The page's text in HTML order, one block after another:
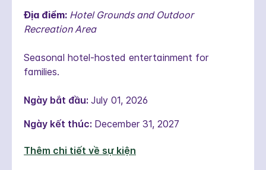
Địa điểm: Hotel Grounds and Outdoor
Recreation Area
Seasonal hotel-hosted entertainment for
families.
Ngày bắt đầu: July 01, 2026
Ngày kết thúc: December 31, 2027
Thêm chi tiết về sự kiện